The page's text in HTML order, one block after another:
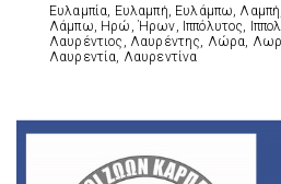
Ευλαμπία, Ευλαμπή, Ευλάμπω,
Λάμπω, Ηρώ, Ήρων, Ιππόλυτος,
Λαυρέντιος, Λαυρέντης, Λώρα,
Λαυρεντία, Λαυρεντίνα